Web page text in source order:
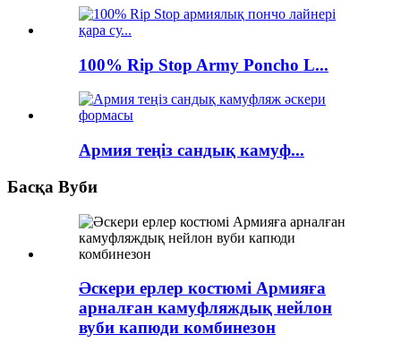
100% Rip Stop Army Poncho L...
Армия теңіз сандық камуф...
Басқа Вуби
Әскери ерлер костюмі Армияға
арналған камуфляждық нейлон
вуби капюди комбинезон